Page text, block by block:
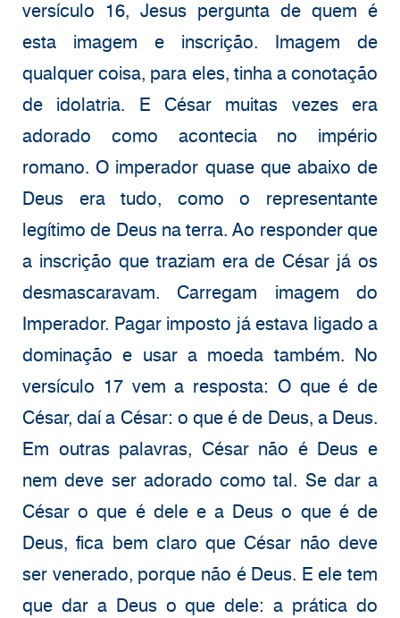
versículo 16, Jesus pergunta de quem é
esta imagem e inscrição. Imagem de
qualquer coisa, para eles, tinha a conotação
de idolatria. E César muitas vezes era
adorado como acontecia no império
romano. O imperador quase que abaixo de
Deus era tudo, como o representante
legítimo de Deus na terra. Ao responder que
a inscrição que traziam era de César já os
desmascaravam. Carregam imagem do
Imperador. Pagar imposto já estava ligado a
dominação e usar a moeda também. No
versículo 17 vem a resposta: O que é de
César, daí a César: o que é de Deus, a Deus.
Em outras palavras, César não é Deus e
nem deve ser adorado como tal. Se dar a
César o que é dele e a Deus o que é de
Deus, fica bem claro que César não deve
ser venerado, porque não é Deus. E ele tem
que dar a Deus o que dele: a prática do